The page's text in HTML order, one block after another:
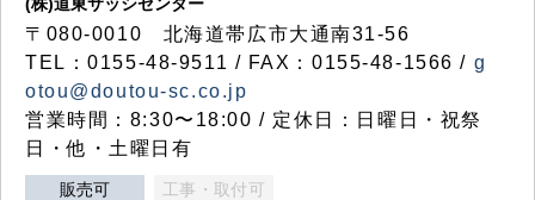
〒080-0010 北海道帯広市大通南31-56
TEL：0155-48-9511 / FAX：0155-48-1566 / g
otou@doutou-sc.co.jp
営業時間：8:30〜18:00 / 定休日：日曜日・祝祭
日・他・土曜日有
販売可 工事・取付可